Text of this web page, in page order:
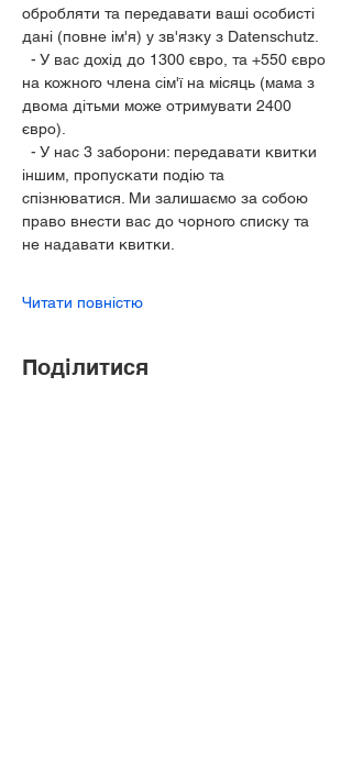
обробляти та передавати ваші особисті
дані (повне ім'я) у зв'язку з Datenschutz.
- У вас дохід до 1300 євро, та +550 євро
на кожного члена сім'ї на місяць (мама з
двома дітьми може отримувати 2400
євро).
- У нас 3 заборони: передавати квитки
іншим, пропускати подію та
спізнюватися. Ми залишаємо за собою
право внести вас до чорного списку та
не надавати квитки.
Читати повністю
Поділитися